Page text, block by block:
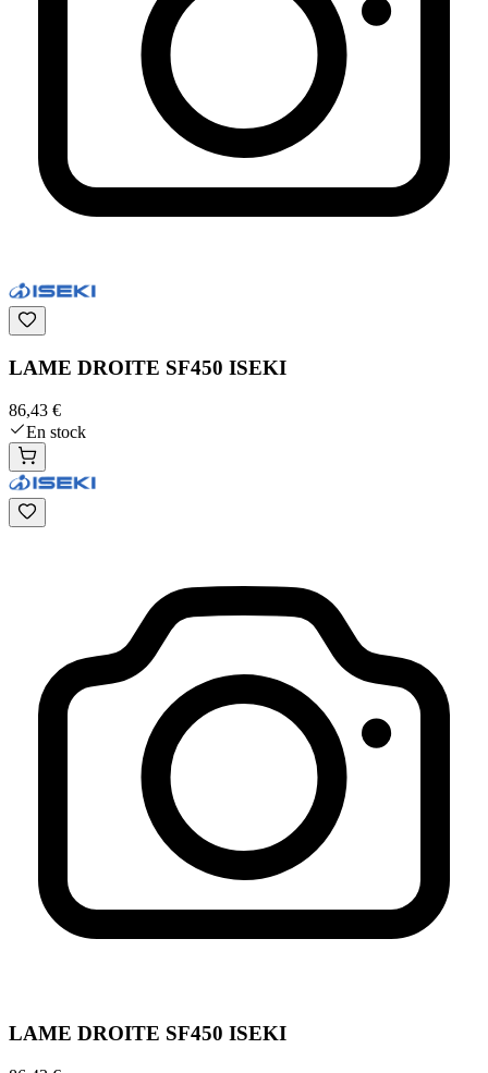
LAME DROITE SF450 ISEKI
86,43 €
En stock
LAME DROITE SF450 ISEKI